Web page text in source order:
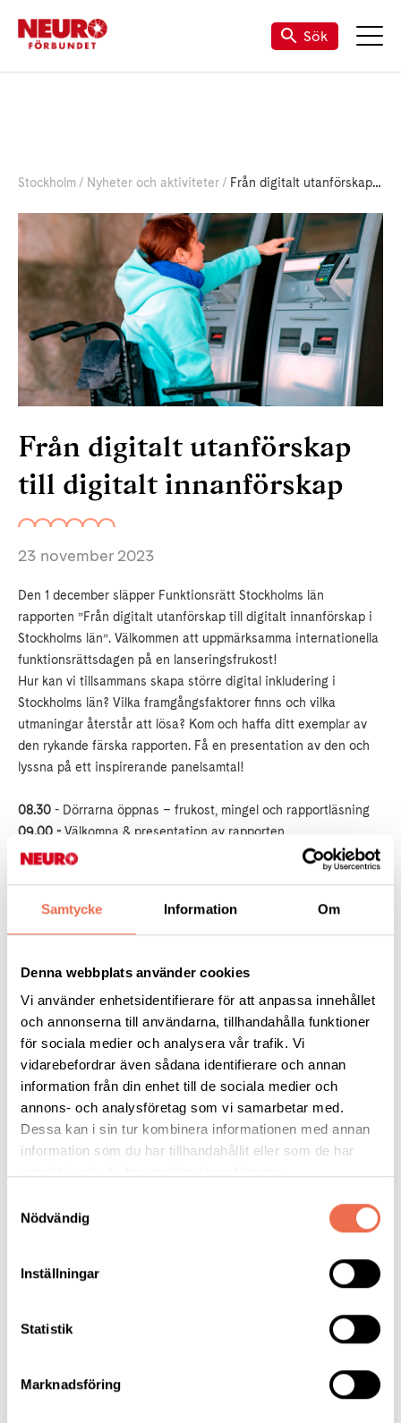
Samtycke Information Om
Denna webbplats använder cookies
Vi använder enhetsidentifierare för att anpassa innehållet
och annonserna till användarna, tillhandahålla funktioner
för sociala medier och analysera vår trafik. Vi
vidarebefordrar även sådana identifierare och annan
information från din enhet till de sociala medier och
annons- och analysföretag som vi samarbetar med.
Dessa kan i sin tur kombinera informationen med annan
information som du har tillhandahållit eller som de har
Nödvändig
Inställningar
Statistik
Marknadsföring
Sök
Stockholm Nyheter och aktiviteter Från digitalt utanförskap till digitalt innanförskap
Från digitalt utanförskap
till digitalt innanförskap
23 november 2023
Den 1 december släpper Funktionsrätt Stockholms län
rapporten ”Från digitalt utanförskap till digitalt innanförskap i
Stockholms län”. Välkommen att uppmärksamma internationella
funktionsrättsdagen på en lanseringsfrukost!
Hur kan vi tillsammans skapa större digital inkludering i
Stockholms län? Vilka framgångsfaktorer finns och vilka
utmaningar återstår att lösa? Kom och haffa ditt exemplar av
den rykande färska rapporten. Få en presentation av den och
lyssna på ett inspirerande panelsamtal!
08.30 - Dörrarna öppnas – frukost, mingel och rapportläsning
09.00 -Välkomna & presentation av rapporten
09.20 -Panelsamtal
Tid och plats
När -Den 1 december 2023, kl. 08.30 – 10.00
Anmälan -anmäl dig via länken senast den 28/11
funktionsrattstockholmslan.se/anmal-dig
Eventuell tolk eller ledsagare ordnar du själv.
Certifierade assistanshundar är välkomna men måste
föranmälas.
Fotografering kommer att ske för publicering i våra olika